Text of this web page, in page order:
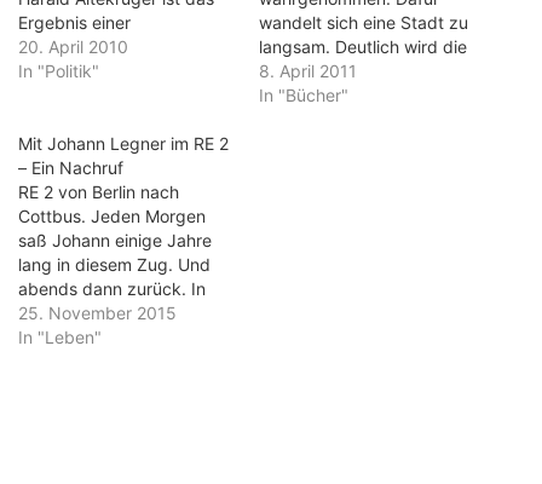
Ergebnis einer
dilettantischen
Personalpolitik und einer
Lausitzer SPD. Beides
bedingt sich. Dafür steht
der abgewählte Dieter
Friese. Seine Dominanz
nahm der schwachen SPD
im Landkreis die Luft zum
Atmen. Sein ausgeprägtes
Ego erschwerte…
20. April 2010
In "Politik"
wandelt sich eine Stadt zu
langsam. Deutlich wird die
Entwicklung erst dann,
wenn das Alte und das
8. April 2011
In "Bücher"
Mit Johann Legner im RE 2
– Ein Nachruf
RE 2 von Berlin nach
Cottbus. Jeden Morgen
saß Johann einige Jahre
lang in diesem Zug. Und
abends dann zurück. In
Königs Wusterhausen bin
ich dazu-, bzw.
25. November 2015
In "Leben"